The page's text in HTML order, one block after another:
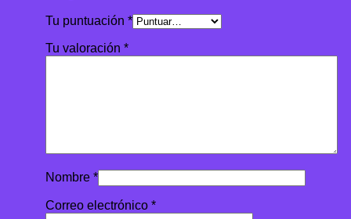
Tu puntuación *
Tu valoración *
Nombre *
Correo electrónico *